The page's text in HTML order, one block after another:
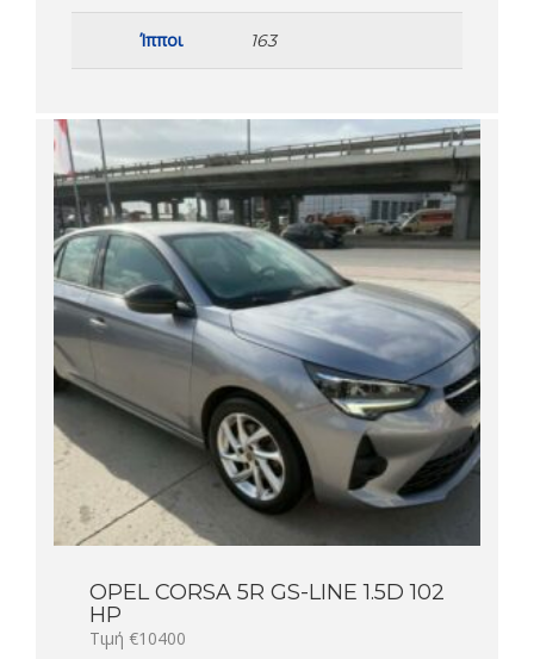
Ίπποι 163
OPEL CORSA 5R GS-LINE 1.5D 102
HP
Τιμή €10400